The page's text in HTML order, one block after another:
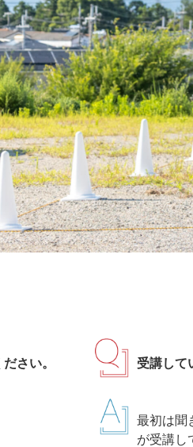
さい。 受講して
最初は聞
が受講し